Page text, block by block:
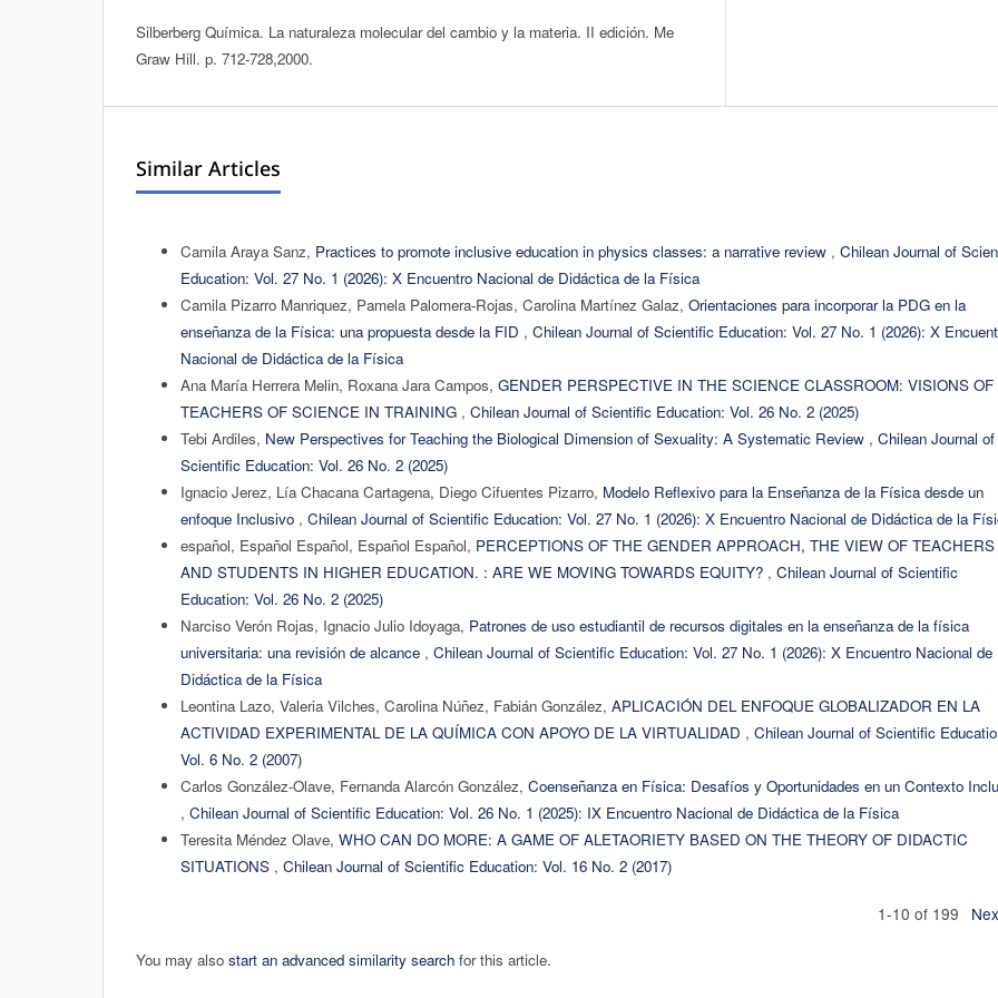
Silberberg Química. La naturaleza molecular del cambio y la materia. II edición. Me
Graw Hill. p. 712-728,2000.
Similar Articles
Camila Araya Sanz, Practices to promote inclusive education in physics classes: a narrative review , Chilean Journal of
Education: Vol. 27 No. 1 (2026): X Encuentro Nacional de Didáctica de la Física
Camila Pizarro Manriquez, Pamela Palomera-Rojas, Carolina Martínez Galaz, Orientaciones para incorporar la PDG en la
enseñanza de la Física: una propuesta desde la FID , Chilean Journal of Scientific Education: Vol. 27 No. 1 (2026): X
Nacional de Didáctica de la Física
Ana María Herrera Melin, Roxana Jara Campos, GENDER PERSPECTIVE IN THE SCIENCE CLASSROOM: VISIONS OF
TEACHERS OF SCIENCE IN TRAINING , Chilean Journal of Scientific Education: Vol. 26 No. 2 (2025)
Tebi Ardiles, New Perspectives for Teaching the Biological Dimension of Sexuality: A Systematic Review , Chilean Journal of
Scientific Education: Vol. 26 No. 2 (2025)
Ignacio Jerez, Lía Chacana Cartagena, Diego Cifuentes Pizarro, Modelo Reflexivo para la Enseñanza de la Física desde un
enfoque Inclusivo , Chilean Journal of Scientific Education: Vol. 27 No. 1 (2026): X Encuentro Nacional de Didáctica de la
español, Español Español, Español Español, PERCEPTIONS OF THE GENDER APPROACH, THE VIEW OF TEACHERS
AND STUDENTS IN HIGHER EDUCATION. : ARE WE MOVING TOWARDS EQUITY? , Chilean Journal of Scientific
Education: Vol. 26 No. 2 (2025)
Narciso Verón Rojas, Ignacio Julio Idoyaga, Patrones de uso estudiantil de recursos digitales en la enseñanza de la física
universitaria: una revisión de alcance , Chilean Journal of Scientific Education: Vol. 27 No. 1 (2026): X Encuentro Nacional de
Didáctica de la Física
Leontina Lazo, Valeria Vilches, Carolina Núñez, Fabián González, APLICACIÓN DEL ENFOQUE GLOBALIZADOR EN LA
ACTIVIDAD EXPERIMENTAL DE LA QUÍMICA CON APOYO DE LA VIRTUALIDAD , Chilean Journal of Scientific
Vol. 6 No. 2 (2007)
Carlos González-Olave, Fernanda Alarcón González, Coenseñanza en Física: Desafíos y Oportunidades en un Contexto
, Chilean Journal of Scientific Education: Vol. 26 No. 1 (2025): IX Encuentro Nacional de Didáctica de la Física
Teresita Méndez Olave, WHO CAN DO MORE: A GAME OF ALETAORIETY BASED ON THE THEORY OF DIDACTIC
SITUATIONS , Chilean Journal of Scientific Education: Vol. 16 No. 2 (2017)
1-10 of 199
You may also start an advanced similarity search for this article.